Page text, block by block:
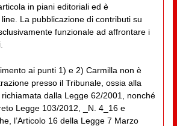
in piani editoriali ed è
La pubblicazione di contributi su
funzionale ad affrontare i
ai punti 1) e 2) Carmilla non è
presso il Tribunale, ossia alla
dalla Legge 62/2001, nonché
Legge 103/2012, _N. 4_16 e
l’Articolo 16 della Legge 7 Marzo